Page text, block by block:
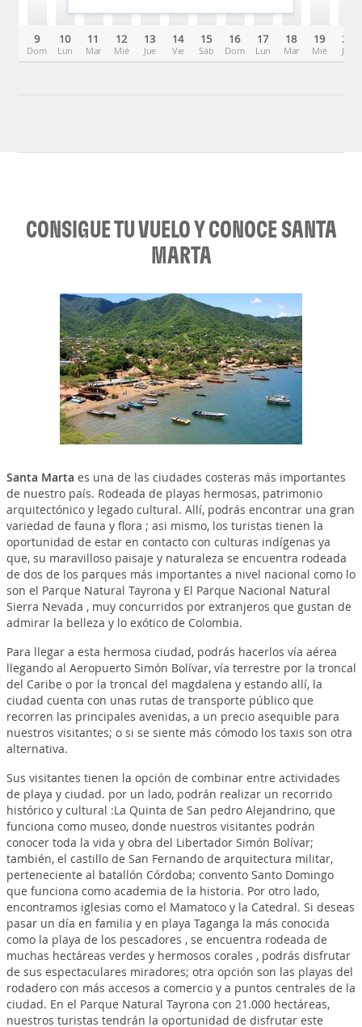
9
Dom
10
Lun
11
Mar
12
Mié
13
Jue
14
Vie
15
Sáb
16
Dom
17
Lun
18
Mar
19
Mié
20
Jue
CONSIGUE TU VUELO Y CONOCE SANTA
MARTA
Santa Marta es una de las ciudades costeras más importantes
de nuestro país. Rodeada de playas hermosas, patrimonio
arquitectónico y legado cultural. Allí, podrás encontrar una gran
variedad de fauna y flora ; asi mismo, los turistas tienen la
oportunidad de estar en contacto con culturas indígenas ya
que, su maravilloso paisaje y naturaleza se encuentra rodeada
de dos de los parques más importantes a nivel nacional como lo
son el Parque Natural Tayrona y El Parque Nacional Natural
Sierra Nevada , muy concurridos por extranjeros que gustan de
admirar la belleza y lo exótico de Colombia.
Para llegar a esta hermosa ciudad, podrás hacerlos vía aérea
llegando al Aeropuerto Simón Bolívar, vía terrestre por la troncal
del Caribe o por la troncal del magdalena y estando allí, la
ciudad cuenta con unas rutas de transporte público que
recorren las principales avenidas, a un precio asequible para
nuestros visitantes; o si se siente más cómodo los taxis son otra
alternativa.
Sus visitantes tienen la opción de combinar entre actividades
de playa y ciudad. por un lado, podrán realizar un recorrido
histórico y cultural :La Quinta de San pedro Alejandrino, que
funciona como museo, donde nuestros visitantes podrán
conocer toda la vida y obra del Libertador Simón Bolívar;
también, el castillo de San Fernando de arquitectura militar,
perteneciente al batallón Córdoba; convento Santo Domingo
que funciona como academia de la historia. Por otro lado,
encontramos iglesias como el Mamatoco y la Catedral. Si deseas
pasar un día en familia y en playa Taganga la más conocida
como la playa de los pescadores , se encuentra rodeada de
muchas hectáreas verdes y hermosos corales , podrás disfrutar
de sus espectaculares miradores; otra opción son las playas del
rodadero con más accesos a comercio y a puntos centrales de la
ciudad. En el Parque Natural Tayrona con 21.000 hectáreas,
nuestros turistas tendrán la oportunidad de disfrutar este